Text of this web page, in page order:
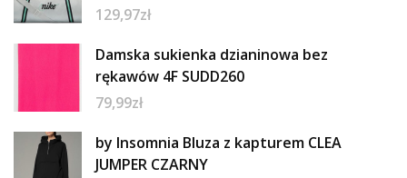
129,97zł
Damska sukienka dzianinowa bez
rękawów 4F SUDD260
79,99zł
by Insomnia Bluza z kapturem CLEA
JUMPER CZARNY